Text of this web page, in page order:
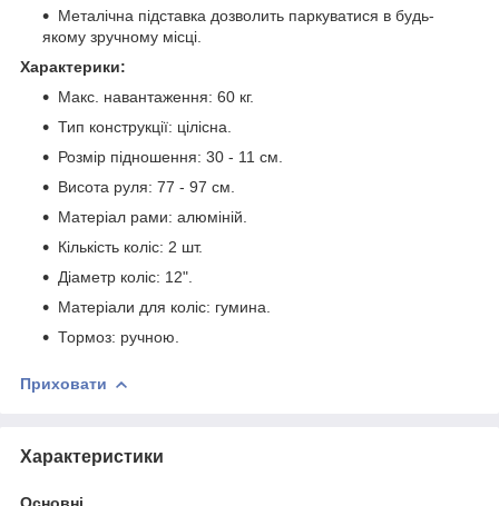
Металічна підставка дозволить паркуватися в будь-
якому зручному місці.
Характерики:
Макс. навантаження: 60 кг.
Тип конструкції: цілісна.
Розмір підношення: 30 - 11 см.
Висота руля: 77 - 97 см.
Матеріал рами: алюміній.
Кількість коліс: 2 шт.
Діаметр коліс: 12".
Матеріали для коліс: гумина.
Тормоз: ручною.
Приховати
Характеристики
Основні